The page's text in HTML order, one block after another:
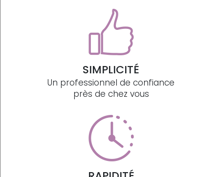
SIMPLICITÉ
Un professionnel de confiance
près de chez vous